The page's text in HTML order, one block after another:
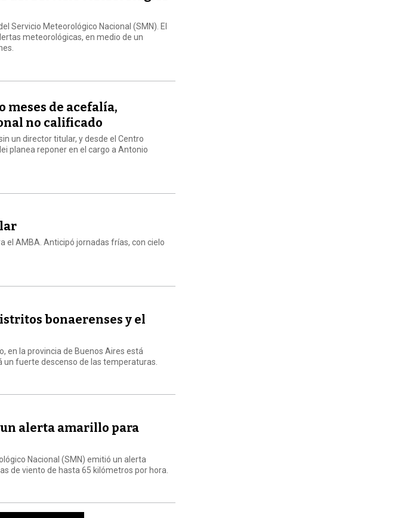
Servicio Meteorológico Nacional (SMN). El
meteorológicas, en medio de un
meses de acefalía,
no calificado
un director titular, y desde el Centro
planea reponer en el cargo a Antonio
el AMBA. Anticipó jornadas frías, con cielo
bonaerenses y el
en la provincia de Buenos Aires está
fuerte descenso de las temperaturas.
alerta amarillo para
Nacional (SMN) emitió un alerta
de viento de hasta 65 kilómetros por hora.